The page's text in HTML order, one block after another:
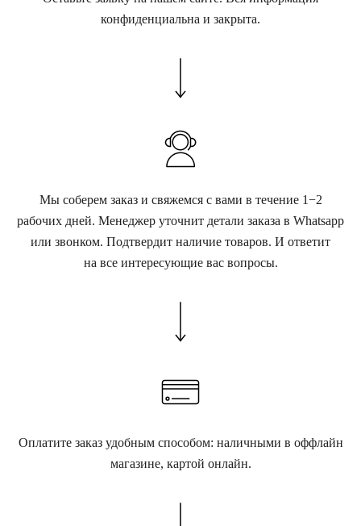
конфиденциальна и закрыта.
Мы соберем заказ и свяжемся с вами в течение 1−2
рабочих дней. Менеджер уточнит детали заказа в Whatsapp
или звонком. Подтвердит наличие товаров. И ответит
на все интересующие вас вопросы.
Оплатите заказ удобным способом: наличными в оффлайн
магазине, картой онлайн.